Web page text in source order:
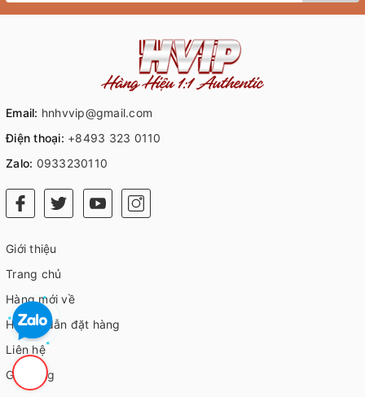
Email: hnhvvip@gmail.com
Điện thoại: +8493 323 0110
Zalo: 0933230110
Giới thiệu
Trang chủ
Hàng mới về
Hướng dẫn đặt hàng
Liên hệ
Giỏ hàng